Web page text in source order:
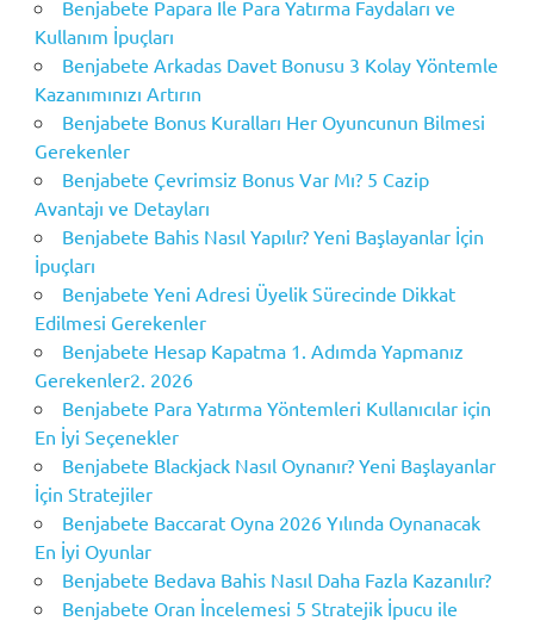
Benjabete Papara İle Para Yatırma Faydaları ve
Kullanım İpuçları
Benjabete Arkadas Davet Bonusu 3 Kolay Yöntemle
Kazanımınızı Artırın
Benjabete Bonus Kuralları Her Oyuncunun Bilmesi
Gerekenler
Benjabete Çevrimsiz Bonus Var Mı? 5 Cazip
Avantajı ve Detayları
Benjabete Bahis Nasıl Yapılır? Yeni Başlayanlar İçin
İpuçları
Benjabete Yeni Adresi Üyelik Sürecinde Dikkat
Edilmesi Gerekenler
Benjabete Hesap Kapatma 1. Adımda Yapmanız
Gerekenler2. 2026
Benjabete Para Yatırma Yöntemleri Kullanıcılar için
En İyi Seçenekler
Benjabete Blackjack Nasıl Oynanır? Yeni Başlayanlar
İçin Stratejiler
Benjabete Baccarat Oyna 2026 Yılında Oynanacak
En İyi Oyunlar
Benjabete Bedava Bahis Nasıl Daha Fazla Kazanılır?
Benjabete Oran İncelemesi 5 Stratejik İpucu ile